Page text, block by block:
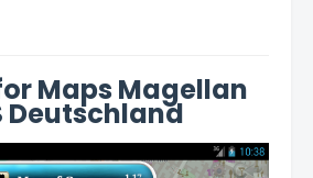
Maps Magellan
Deutschland